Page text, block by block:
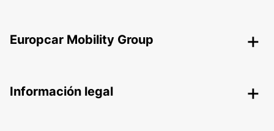
Europcar Mobility Group
Información legal